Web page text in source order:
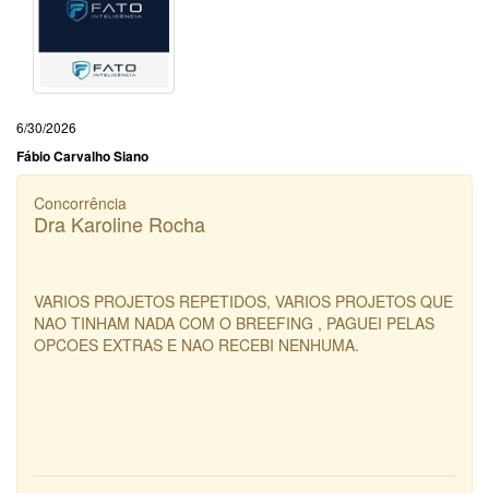
6/30/2026
Fábio Carvalho Siano
Concorrência
Dra Karoline Rocha
VARIOS PROJETOS REPETIDOS, VARIOS PROJETOS QUE
NAO TINHAM NADA COM O BREEFING , PAGUEI PELAS
OPCOES EXTRAS E NAO RECEBI NENHUMA.